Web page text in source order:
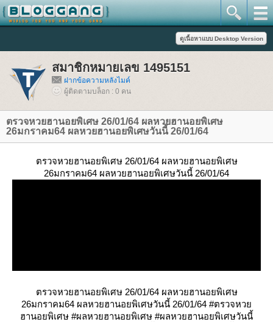
สมาชิกหมายเลข 1495151
ฝากข้อความหลังไมค์
ผู้ติดตามบล็อก : 0 คน
ตรวจหวยฮานอยพิเศษ 26/01/64 ผลหวยฮานอยพิเศษ
26มกราคม64 ผลหวยฮานอยพิเศษวันนี้ 26/01/64
ตรวจหวยฮานอยพิเศษ 26/01/64 ผลหวยฮานอยพิเศษ
26มกราคม64 ผลหวยฮานอยพิเศษวันนี้ 26/01/64
ตรวจหวยฮานอยพิเศษ 26/01/64 ผลหวยฮานอยพิเศษ
26มกราคม64 ผลหวยฮานอยพิเศษวันนี้ 26/01/64 #ตรวจหว
ฮานอยพิเศษ #ผลหวยฮานอยพิเศษ #ผลหวยฮานอยพิเศษวันนี้